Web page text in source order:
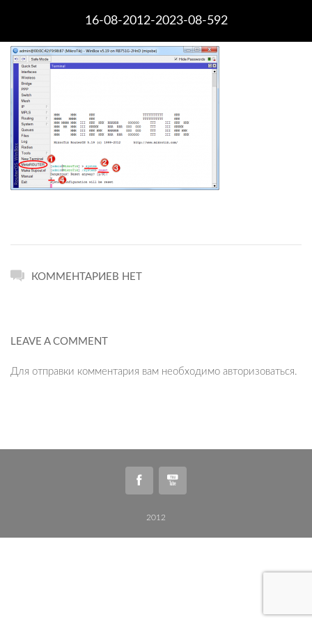
16-08-2012-2023-08-592
КОММЕНТАРИЕВ НЕТ
LEAVE A COMMENT
Для отправки комментария вам необходимо авторизоваться.
2012